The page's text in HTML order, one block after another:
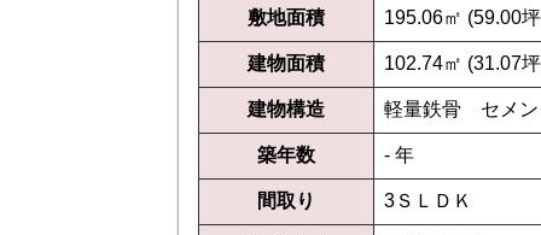
敷地面積 195.06㎡ (59.00
建物面積 102.74㎡ (31.07
建物構造 軽量鉄骨 セメン
築年数 - 年
間取り 3ＳＬＤＫ